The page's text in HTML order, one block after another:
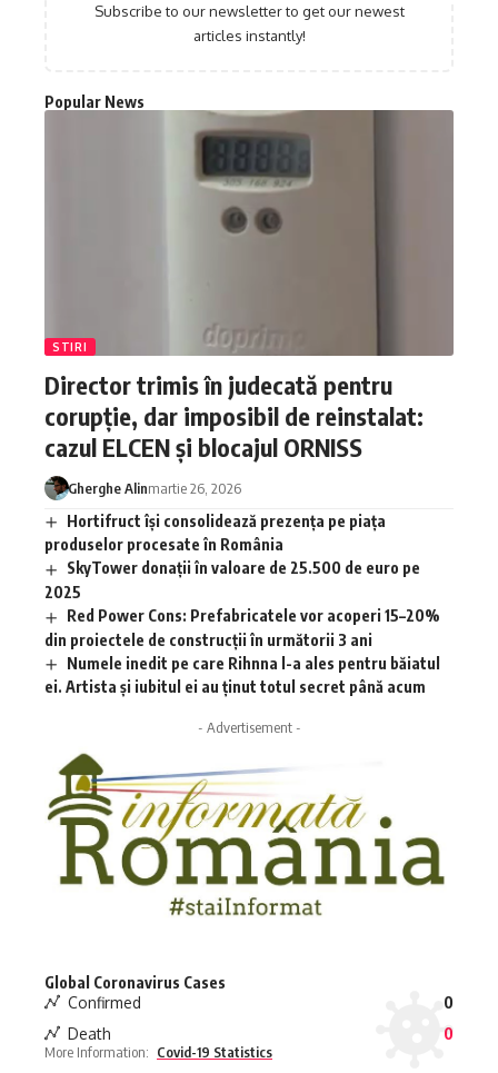
Subscribe to our newsletter to get our newest
articles instantly!
Popular News
STIRI
Director trimis în judecată pentru
corupție, dar imposibil de reinstalat:
cazul ELCEN și blocajul ORNISS
Gherghe Alinmartie 26, 2026
Hortifruct își consolidează prezența pe piața
produselor procesate în România
SkyTower donații în valoare de 25.500 de euro pe
2025
Red Power Cons: Prefabricatele vor acoperi 15–20%
din proiectele de construcții în următorii 3 ani
Numele inedit pe care Rihnna l-a ales pentru băiatul
ei. Artista și iubitul ei au ținut totul secret până acum
- Advertisement -
Global Coronavirus Cases
Confirmed
0
Death
0
More Information: Covid-19 Statistics